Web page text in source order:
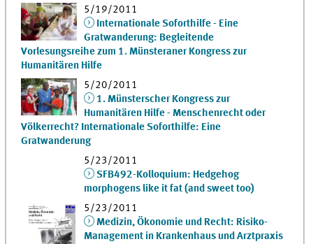
5/19/2011
Internationale Soforthilfe - Eine
Gratwanderung: Begleitende
Vorlesungsreihe zum 1. Münsteraner Kongress zur
Humanitären Hilfe
5/20/2011
1. Münsterscher Kongress zur
Humanitären Hilfe - Menschenrecht oder
Völkerrecht? Internationale Soforthilfe: Eine
Gratwanderung
5/23/2011
SFB492-Kolloquium: Hedgehog
morphogens like it fat (and sweet too)
5/23/2011
Medizin, Ökonomie und Recht: Risiko-
Management in Krankenhaus und Arztpraxis